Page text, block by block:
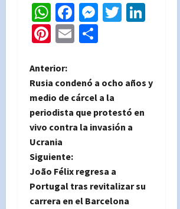
WhatsApp
Facebook
Messenger
Twitter
Pinterest
Email
N
a
v
e
g
a
Anterior:
Rusia condenó a ocho años y
medio de cárcel a la
periodista que protestó en
vivo contra la invasión a
Ucrania
Siguiente:
João Félix regresa a
Portugal tras revitalizar su
carrera en el Barcelona